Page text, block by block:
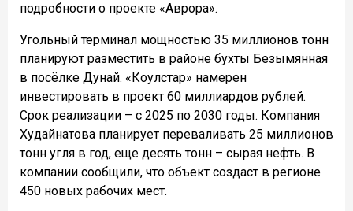
подробности о проекте «Аврора».
Угольный терминал мощностью 35 миллионов тонн
планируют разместить в районе бухты Безымянная
в посёлке Дунай. «Коулстар» намерен
инвестировать в проект 60 миллиардов рублей.
Срок реализации – с 2025 по 2030 годы. Компания
Худайнатова планирует переваливать 25 миллионов
тонн угля в год, еще десять тонн – сырая нефть. В
компании сообщили, что объект создаст в регионе
450 новых рабочих мест.